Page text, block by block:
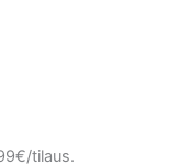
tilaus.